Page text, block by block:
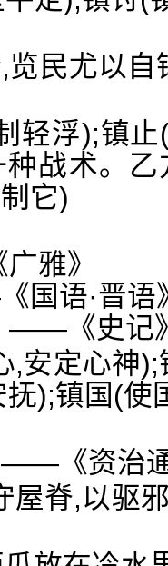
览民尤以
轻浮);镇
战术。
它)
雅》
国语·晋语
——《史记
,安定心神
);镇国(使
《资治
屋脊,以驱